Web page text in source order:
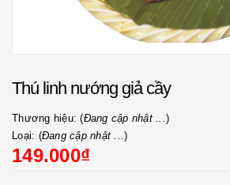
Thú linh nướng giả cầy
Thương hiệu: (Đang cập nhật ...)
Loại: (Đang cập nhật ...)
149.000₫